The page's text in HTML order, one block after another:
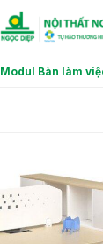
Modul Bàn làm